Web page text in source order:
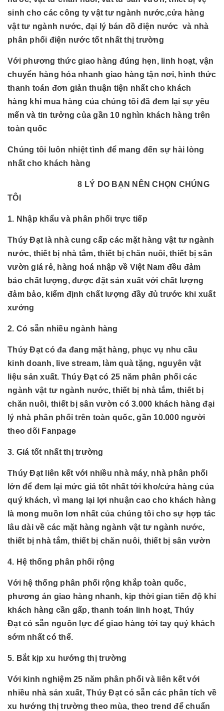
sinh cho các công ty vật tư ngành nước,cửa hàng
vật tư ngành nước, đại lý bán đồ điện nước và nhà
phân phối điện nước tốt nhất thị trường
Với phương thức giao hàng đúng hẹn, linh hoạt, vận
chuyển hàng hóa nhanh giao hàng tận nơi, hình thức
thanh toán đơn giản thuận tiện nhất cho khách
hàng khi mua hàng của chúng tôi đã đem lại sự yêu
mến và tin tưởng của gần 10 nghìn khách hàng trên
toàn quốc
Chúng tôi luôn nhiệt tình để mang đến sự hài lòng
nhất cho khách hàng
8 LÝ DO BẠN NÊN CHỌN CHÚNG
TÔI
1. Nhập khẩu và phân phối trực tiếp
Thúy Đạt là nhà cung cấp các mặt hàng vật tư ngành
nước, thiết bị nhà tắm, thiết bị chăn nuôi, thiết bị sân
vườn giá rẻ, hàng hoá nhập về Việt Nam đều đảm
bảo chất lượng, được đặt sản xuất với chất lượng
đảm bảo, kiểm định chất lượng đầy đủ trước khi xuất
xưởng
2. Có sẵn nhiều ngành hàng
Thúy Đạt có đa đang mặt hàng, phục vụ nhu cầu
kinh doanh, live stream, làm quà tặng, nguyên vật
liệu sản xuất. Thúy Đạt có 25 năm phân phối các
ngành vật tư ngành nước, thiết bị nhà tắm, thiết bị
chăn nuôi, thiết bị sân vườn có 3.000 khách hàng đại
lý nhà phân phối trên toàn quốc, gần 10.000 người
theo dõi Fanpage
3. Giá tốt nhất thị trường
Thúy Đạt liên kết với nhiều nhà máy, nhà phân phối
lớn để đem lại mức giá tốt nhất tới kho/cửa hàng của
quý khách, vì mang lại lợi nhuận cao cho khách hàng
là mong muồn lơn nhất của chúng tôi cho sự hợp tác
lâu dài về các mặt hàng ngành vật tư ngành nước,
thiết bị nhà tắm, thiết bị chăn nuôi, thiết bị sân vườn
4. Hệ thống phân phối rộng
Với hệ thống phân phối rộng khắp toàn quốc,
phương án giao hàng nhanh, kịp thời gian tiến độ khi
khách hàng cần gấp, thanh toán linh hoạt, Thúy
Đạt có sẵn nguồn lực để giao hàng tới tay quý khách
sớm nhất có thể.
5. Bắt kịp xu hướng thị trường
Với kinh nghiệm 25 năm phân phối và liên kết với
nhiều nhà sản xuất, Thúy Đạt có sẵn các phân tích về
xu hướng thị trường theo mùa, theo trend để chuẩn